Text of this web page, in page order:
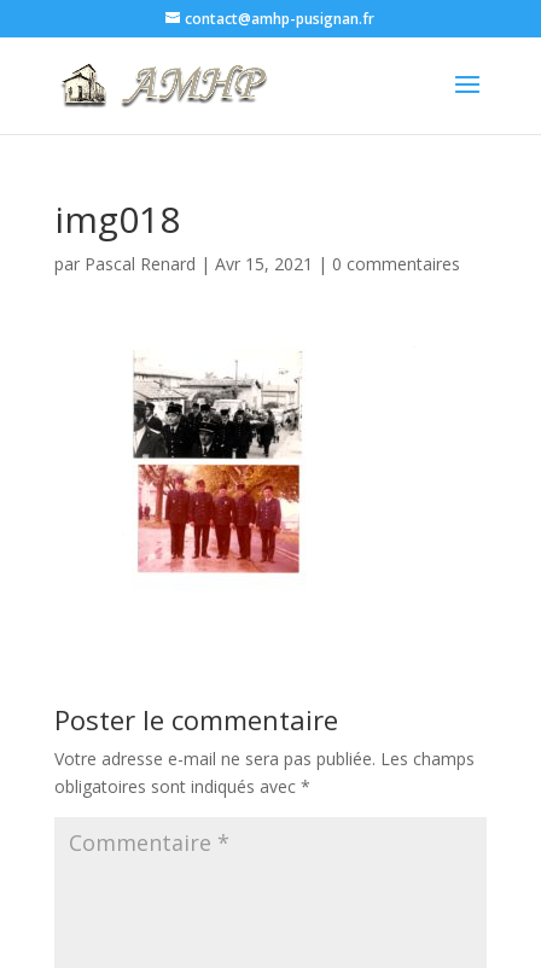
contact@amhp-pusignan.fr
img018
par Pascal Renard | Avr 15, 2021 | 0 commentaires
Poster le commentaire
Votre adresse e-mail ne sera pas publiée. Les champs
obligatoires sont indiqués avec *